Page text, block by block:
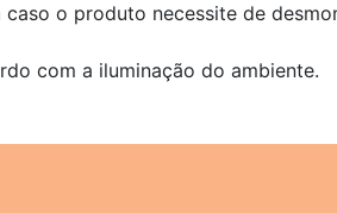
o produto necessite de
com a iluminação do ambiente.